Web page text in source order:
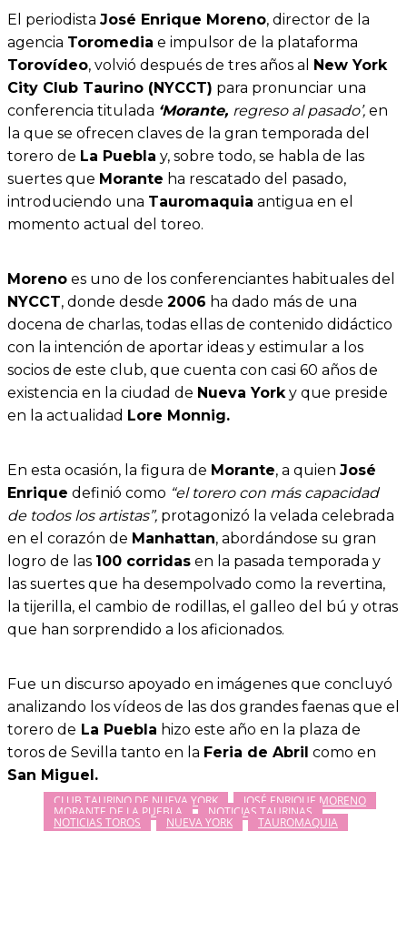
El periodista José Enrique Moreno, director de la
agencia Toromedia e impulsor de la plataforma
Torovídeo, volvió después de tres años al New York
City Club Taurino (NYCCT) para pronunciar una
conferencia titulada ‘Morante, regreso al pasado’, en
la que se ofrecen claves de la gran temporada del
torero de La Puebla y, sobre todo, se habla de las
suertes que Morante ha rescatado del pasado,
introduciendo una Tauromaquia antigua en el
momento actual del toreo.
Moreno es uno de los conferenciantes habituales del
NYCCT, donde desde 2006 ha dado más de una
docena de charlas, todas ellas de contenido didáctico
con la intención de aportar ideas y estimular a los
socios de este club, que cuenta con casi 60 años de
existencia en la ciudad de Nueva York y que preside
en la actualidad Lore Monnig.
En esta ocasión, la figura de Morante, a quien José
Enrique definió como “el torero con más capacidad
de todos los artistas”, protagonizó la velada celebrada
en el corazón de Manhattan, abordándose su gran
logro de las 100 corridas en la pasada temporada y
las suertes que ha desempolvado como la revertina,
la tijerilla, el cambio de rodillas, el galleo del bú y otras
que han sorprendido a los aficionados.
Fue un discurso apoyado en imágenes que concluyó
analizando los vídeos de las dos grandes faenas que el
torero de La Puebla hizo este año en la plaza de
toros de Sevilla tanto en la Feria de Abril como en
San Miguel.
CLUB TAURINO DE NUEVA YORK JOSÉ ENRIQUE MORENO
MORANTE DE LA PUEBLA NOTICIAS TAURINAS
NOTICIAS TOROS NUEVA YORK TAUROMAQUIA